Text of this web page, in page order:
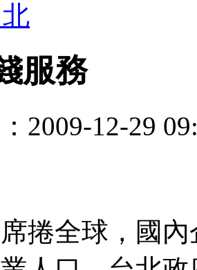
服務
2009-12-29
捲全球，國